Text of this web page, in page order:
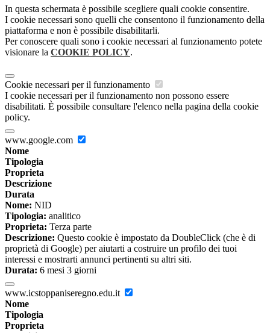
In questa schermata è possibile scegliere quali cookie consentire.
I cookie necessari sono quelli che consentono il funzionamento della
piattaforma e non è possibile disabilitarli.
Per conoscere quali sono i cookie necessari al funzionamento potete
visionare la COOKIE POLICY.
Cookie necessari per il funzionamento
I cookie necessari per il funzionamento non possono essere
disabilitati. È possibile consultare l'elenco nella pagina della cookie
policy.
www.google.com
Nome
Tipologia
Proprieta
Descrizione
Durata
Nome: NID
Tipologia: analitico
Proprieta: Terza parte
Descrizione: Questo cookie è impostato da DoubleClick (che è di
proprietà di Google) per aiutarti a costruire un profilo dei tuoi
interessi e mostrarti annunci pertinenti su altri siti.
Durata: 6 mesi 3 giorni
www.icstoppaniseregno.edu.it
Nome
Tipologia
Proprieta